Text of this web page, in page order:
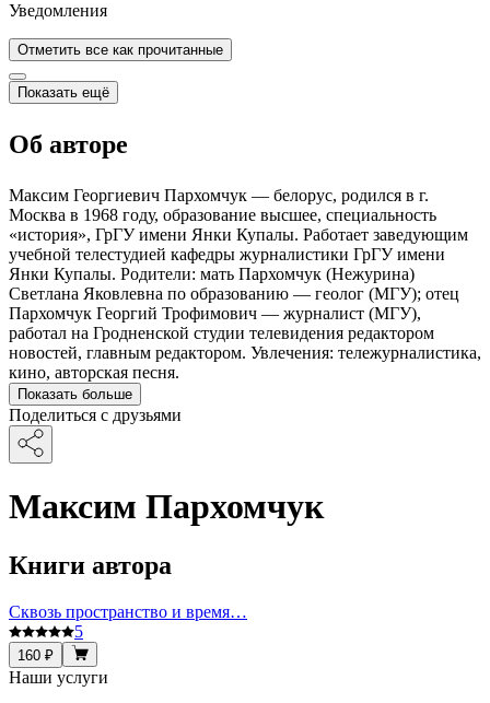
Уведомления
Отметить все как прочитанные
Показать ещё
Об авторе
Максим Георгиевич Пархомчук — белорус, родился в г.
Москва в 1968 году, образование высшее, специальность
«история», ГрГУ имени Янки Купалы. Работает заведующим
учебной телестудией кафедры журналистики ГрГУ имени
Янки Купалы. Родители: мать Пархомчук (Нежурина)
Светлана Яковлевна по образованию — геолог (МГУ); отец
Пархомчук Георгий Трофимович — журналист (МГУ),
работал на Гродненской студии телевидения редактором
новостей, главным редактором. Увлечения: тележурналистика,
кино, авторская песня.
Показать больше
Поделиться с друзьями
Максим Пархомчук
Книги автора
Сквозь пространство и время…
5
160 ₽
Наши услуги